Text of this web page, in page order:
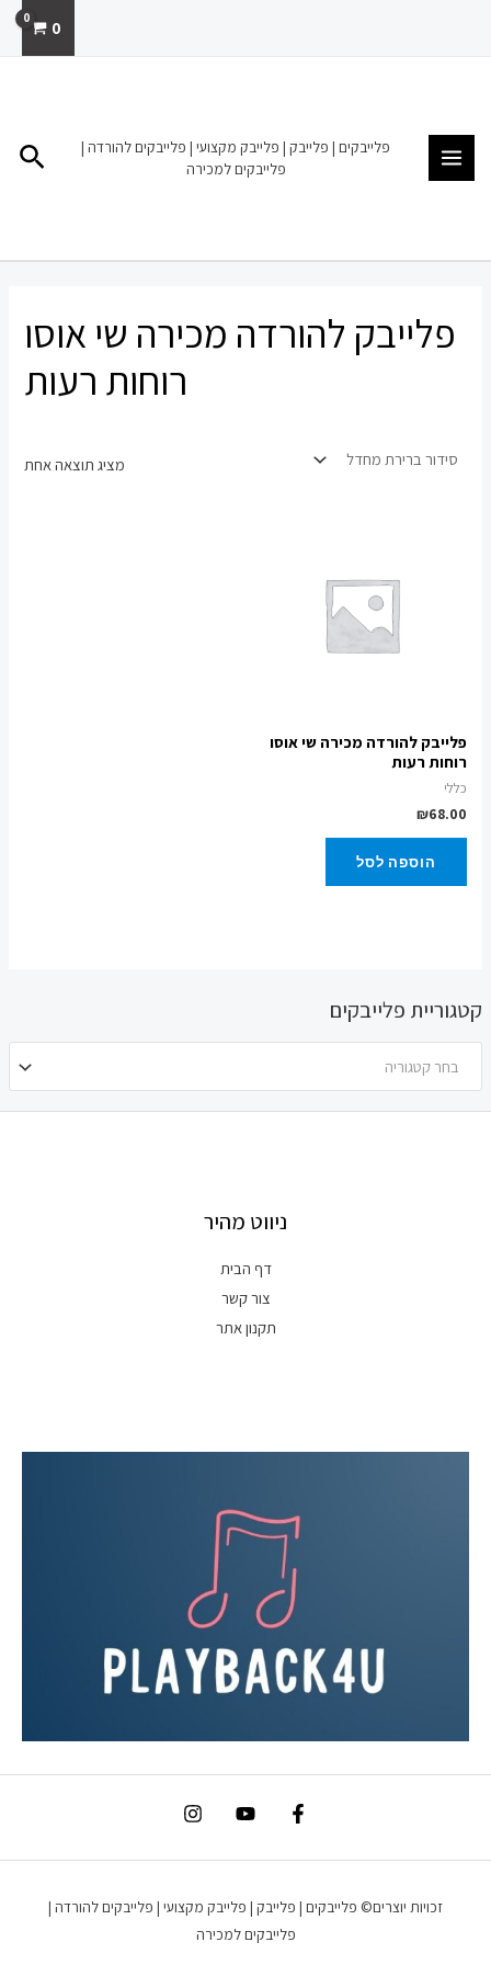
0
פלייבקים | פלייבק | פלייבק מקצועי | פלייבקים להורדה |
פלייבקים למכירה
קטגוריית פלייבקים
בחר קטגוריה
פלייבק להורדה מכירה שי אוסו
רוחות רעות
מציג תוצאה אחת
פלייבק להורדה מכירה שי אוסו
רוחות רעות
כללי
₪68.00
הוספה לסל
ניווט מהיר
דף הבית
צור קשר
תקנון אתר
זכויות יוצרים© פלייבקים | פלייבק | פלייבק מקצועי | פלייבקים להורדה |
פלייבקים למכירה